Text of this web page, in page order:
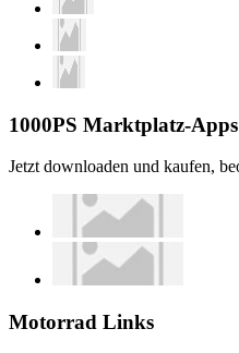
1000PS Marktplatz-Apps
Jetzt downloaden und kaufen,
Motorrad Links